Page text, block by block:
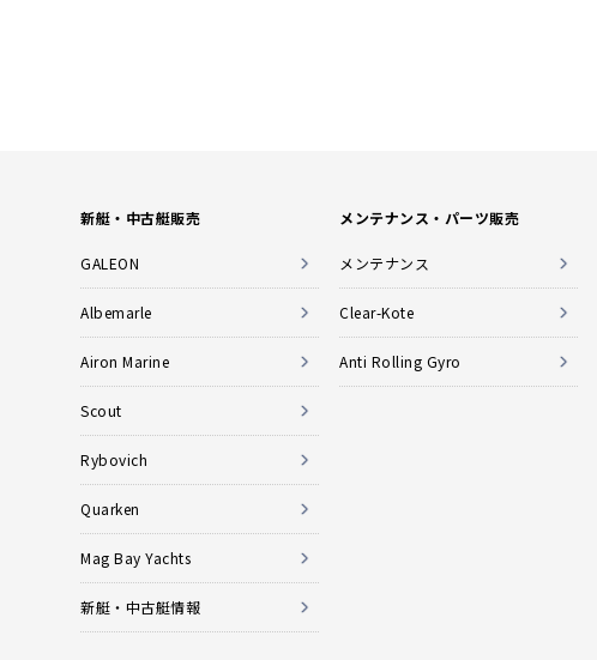
新艇・中古艇販売
GALEON
Albemarle
Airon Marine
Scout
Rybovich
Quarken
Mag Bay Yachts
新艇・中古艇情報
メンテナンス・パーツ販売
メンテナンス
Clear-Kote
Anti Rolling Gyro